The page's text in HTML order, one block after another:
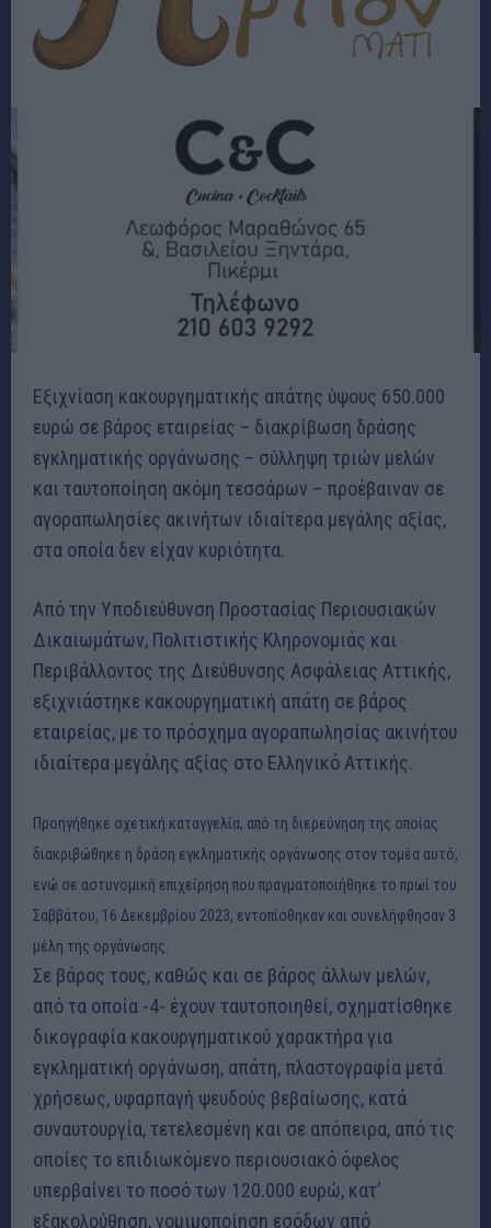
Εξιχνίαση κακουργηματικής απάτης ύψους 650.000
ευρώ σε βάρος εταιρείας – διακρίβωση δράσης
εγκληματικής οργάνωσης – σύλληψη τριών μελών
και ταυτοποίηση ακόμη τεσσάρων – προέβαιναν σε
αγοραπωλησίες ακινήτων ιδιαίτερα μεγάλης αξίας,
στα οποία δεν είχαν κυριότητα.
Από την Υποδιεύθυνση Προστασίας Περιουσιακών
Δικαιωμάτων, Πολιτιστικής Κληρονομιάς και
Περιβάλλοντος της Διεύθυνσης Ασφάλειας Αττικής,
εξιχνιάστηκε κακουργηματική απάτη σε βάρος
εταιρείας, με το πρόσχημα αγοραπωλησίας ακινήτου
ιδιαίτερα μεγάλης αξίας στο Ελληνικό Αττικής.
Προηγήθηκε σχετική καταγγελία, από τη διερεύνηση της οποίας
διακριβώθηκε η δράση εγκληματικής οργάνωσης στον τομέα αυτό,
ενώ σε αστυνομική επιχείρηση που πραγματοποιήθηκε το πρωί του
Σαββάτου, 16 Δεκεμβρίου 2023, εντοπίσθηκαν και συνελήφθησαν 3
μέλη της οργάνωσης.
Σε βάρος τους, καθώς και σε βάρος άλλων μελών,
από τα οποία -4- έχουν ταυτοποιηθεί, σχηματίσθηκε
δικογραφία κακουργηματικού χαρακτήρα για
εγκληματική οργάνωση, απάτη, πλαστογραφία μετά
χρήσεως, υφαρπαγή ψευδούς βεβαίωσης, κατά
συναυτουργία, τετελεσμένη και σε απόπειρα, από τις
οποίες το επιδιωκόμενο περιουσιακό όφελος
υπερβαίνει το ποσό των 120.000 ευρώ, κατ’
εξακολούθηση, νομιμοποίηση εσόδων από